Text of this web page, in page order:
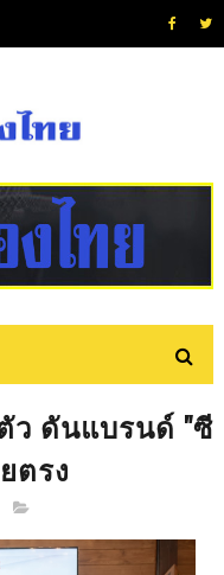
ว ดันแบรนด์ "ซี
ตรง